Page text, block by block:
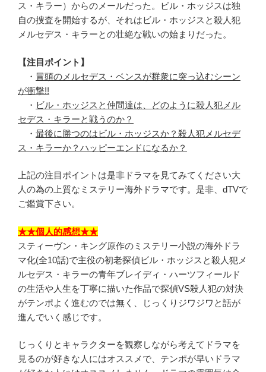
ス・キラー）からのメールだった。ビル・ホッジスは独
自の捜査を開始するが、それはビル・ホッジスと殺人犯
メルセデス・キラーとの壮絶な戦いの始まりだった。
【注目ポイント】
・ 冒頭のメルセデス・ベンスが群衆に突っ込むシーン
が衝撃!!
・ ビル・ホッジスと仲間達は、どのように殺人犯メル
セデス・キラーと戦うのか？
・ 最後に勝つのはビル・ホッジスか？殺人犯メルセデ
ス・キラーか？ハッピーエンドになるか？
上記の注目ポイントは是非ドラマを見てみてください大
人の為の上質なミステリー海外ドラマです。是非、dTVで
ご鑑賞下さい。
★★個人的感想★★
スティーヴン・キング原作のミステリー小説の海外ドラ
マ化(全10話)で主役の初老探偵ビル・ホッジスと殺人犯メ
ルセデス・キラーの青年ブレイディ・ハーツフィールド
の生活や人生を丁寧に描いた作品で探偵VS殺人犯の対決
がテンポよく進むのでは無く、じっくりジワジワと話が
進んでいく感じです。
じっくりとキャラクターを観察しながら考えてドラマを
見るのが好きな人にはオススメで、テンポが早いドラマ